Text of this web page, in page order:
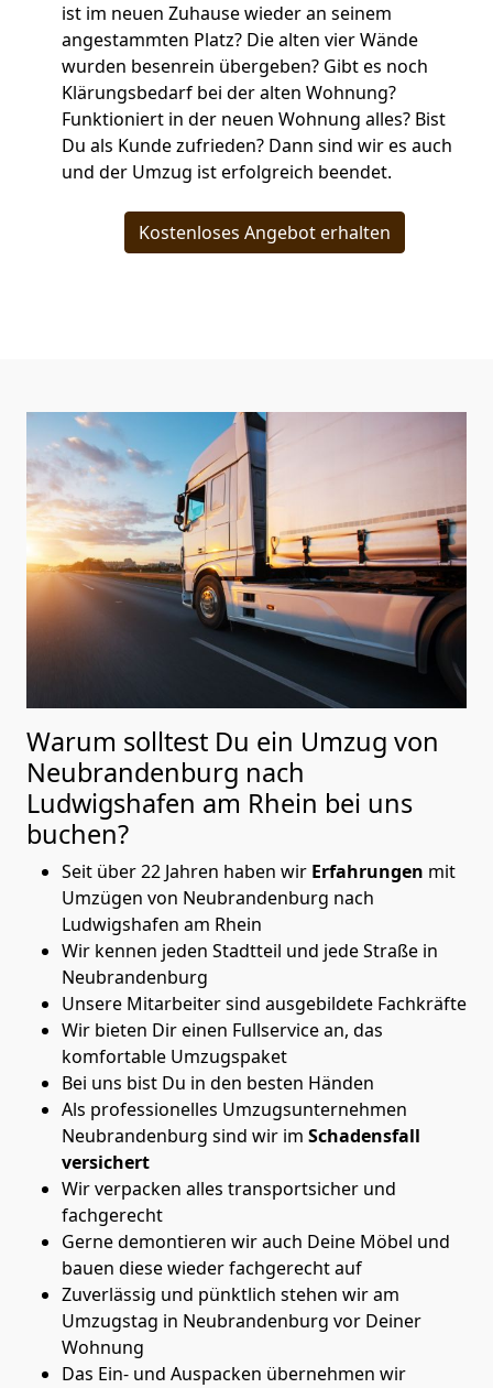
ist im neuen Zuhause wieder an seinem
angestammten Platz? Die alten vier Wände
wurden besenrein übergeben? Gibt es noch
Klärungsbedarf bei der alten Wohnung?
Funktioniert in der neuen Wohnung alles? Bist
Du als Kunde zufrieden? Dann sind wir es auch
und der Umzug ist erfolgreich beendet.
Kostenloses Angebot erhalten
Warum solltest Du ein Umzug von
Neubrandenburg nach
Ludwigshafen am Rhein bei uns
buchen?
Seit über 22 Jahren haben wir Erfahrungen mit
Umzügen von Neubrandenburg nach
Ludwigshafen am Rhein
Wir kennen jeden Stadtteil und jede Straße in
Neubrandenburg
Unsere Mitarbeiter sind ausgebildete Fachkräfte
Wir bieten Dir einen Fullservice an, das
komfortable Umzugspaket
Bei uns bist Du in den besten Händen
Als professionelles Umzugsunternehmen
Neubrandenburg sind wir im Schadensfall
versichert
Wir verpacken alles transportsicher und
fachgerecht
Gerne demontieren wir auch Deine Möbel und
bauen diese wieder fachgerecht auf
Zuverlässig und pünktlich stehen wir am
Umzugstag in Neubrandenburg vor Deiner
Wohnung
Das Ein- und Auspacken übernehmen wir